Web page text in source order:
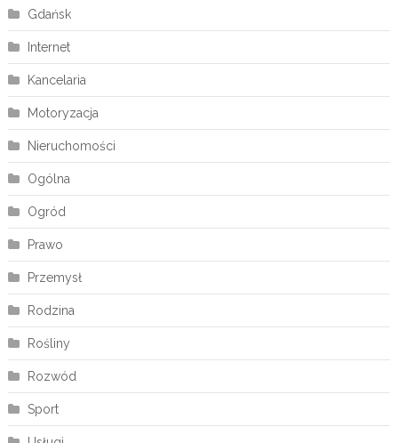
Gdańsk
Internet
Kancelaria
Motoryzacja
Nieruchomości
Ogólna
Ogród
Prawo
Przemysł
Rodzina
Rośliny
Rozwód
Sport